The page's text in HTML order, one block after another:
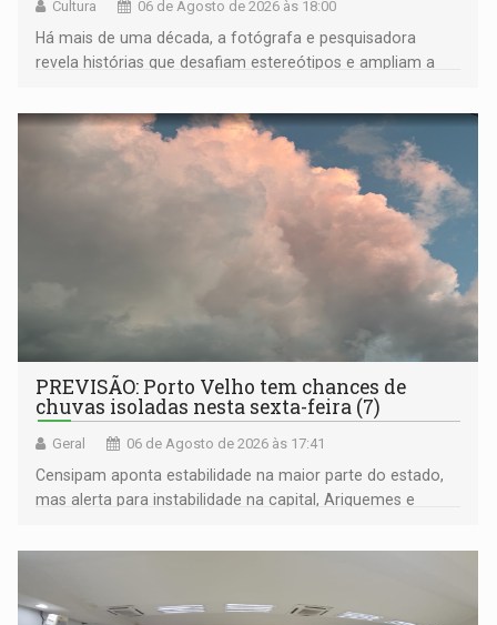
Cultura 06 de Agosto de 2026 às 18:00
Há mais de uma década, a fotógrafa e pesquisadora
revela histórias que desafiam estereótipos e ampliam a
negras
PREVISÃO: Porto Velho tem chances de
chuvas isoladas nesta sexta-feira (7)
Geral 06 de Agosto de 2026 às 17:41
Censipam aponta estabilidade na maior parte do estado,
mas alerta para instabilidade na capital, Ariquemes e